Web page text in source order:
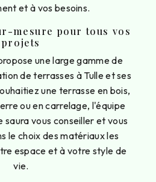
et à vos besoins.
mesure pour tous vos
projets
une large gamme de
de terrasses à Tulle et ses
une terrasse en bois,
ou en carrelage, l'équipe
saura vous conseiller et vous
le choix des matériaux les
espace et à votre style de
vie.